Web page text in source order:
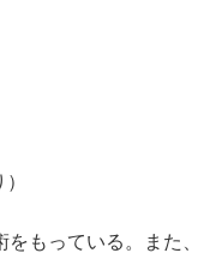
もっている。また、